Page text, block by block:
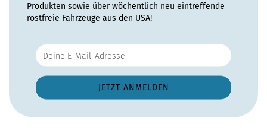
Produkten sowie über wöchentlich neu eintreffende
rostfreie Fahrzeuge aus den USA!